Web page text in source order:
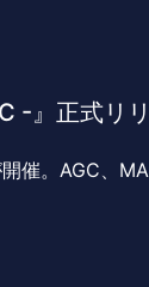
-』正式リリ
催。AGC、MA